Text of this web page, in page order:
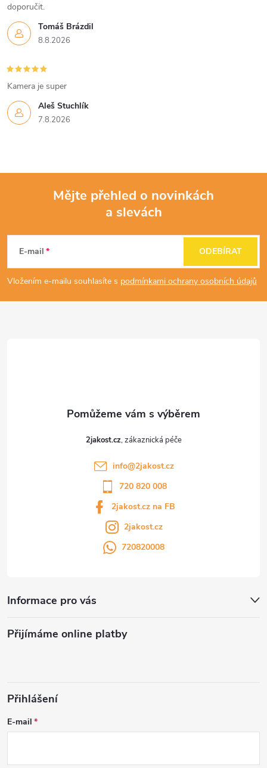
Tomáš Brázdil
8.8.2026
doporučit.
Aleš Stuchlík
7.8.2026
Kamera je super
p
a
Mějte přehled o novinkách
a slevách
E-mail
Vložením e-mailu souhlasíte s podmínkami ochrany osobních údajů
ODEBÍRAT
2jakost.cz
info@2jakost.cz
720 820 008
2jakost.cz na FB
2jakost.cz
720820008
Informace pro vás
Přijímáme online platby
Přihlášení
E-mail